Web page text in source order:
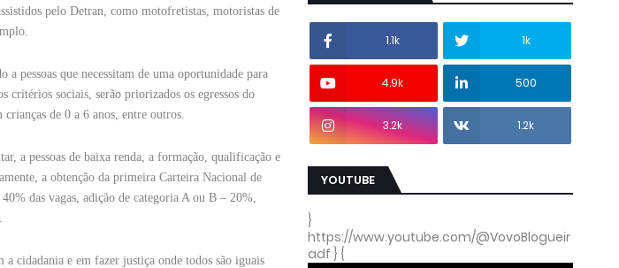
pelo Detran, como motofretistas, motoristas de
pessoas que necessitam de uma oportunidade para
critérios sociais, serão priorizados os egressos do
de 0 a 6 anos, entre outros.
a pessoas de baixa renda, a formação, qualificação e
a obtenção da primeira Carteira Nacional de
das vagas, adição de categoria A ou B – 20%,
cidadania e em fazer justiça onde todos são iguais
1.1k 1k
4.9k 500
3.2k 1.2k
YOUTUBE
}
https://www.youtube.com/@VovoBlogueir
adf } {